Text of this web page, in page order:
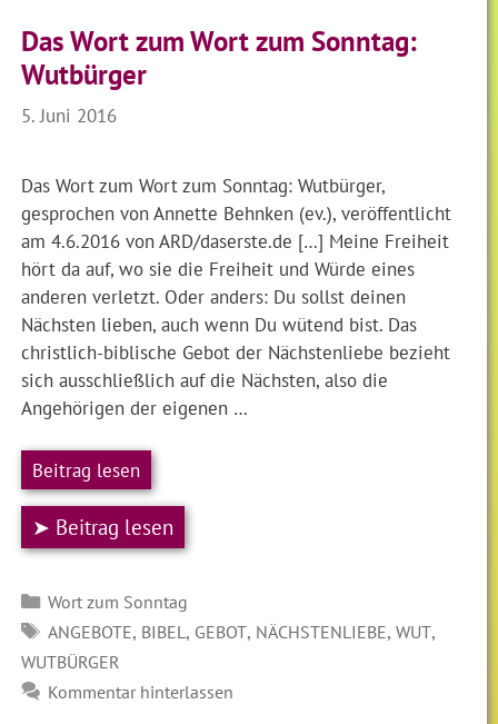
Das Wort zum Wort zum Sonntag:
Wutbürger
5. Juni 2016
Das Wort zum Wort zum Sonntag: Wutbürger,
gesprochen von Annette Behnken (ev.), veröffentlicht
am 4.6.2016 von ARD/daserste.de […] Meine Freiheit
hört da auf, wo sie die Freiheit und Würde eines
anderen verletzt. Oder anders: Du sollst deinen
Nächsten lieben, auch wenn Du wütend bist. Das
christlich-biblische Gebot der Nächstenliebe bezieht
sich ausschließlich auf die Nächsten, also die
Angehörigen der eigenen …
Beitrag lesen
➤ Beitrag lesen
Kategorien
Wort zum Sonntag
SCHLAGWÖRTER
ANGEBOTE, BIBEL , GEBOT, NÄCHSTENLIEBE, WUT,
WUTBÜRGER
Kommentar hinterlassen